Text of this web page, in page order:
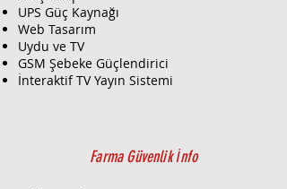
Port
Sayısı
Yönetil
ebilirlik
Var
Açıkla • RG-ES200 Serisi IP
• 16 x 10/100/1000Base-T
UPS Güç Kaynağı
Web Tasarım
Uydu ve TV
GSM Şebeke Güçlendirici
İnteraktif TV Yayın Sistemi
Farma Güvenlik İnfo